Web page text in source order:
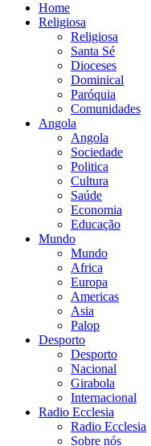
Home
Religiosa
Religiosa
Santa Sé
Dioceses
Dominical
Paróquia
Comunidades
Angola
Angola
Sociedade
Politica
Cultura
Saúde
Economia
Educação
Mundo
Mundo
Africa
Europa
Americas
Asia
Palop
Desporto
Desporto
Nacional
Girabola
Internacional
Radio Ecclesia
Radio Ecclesia
Sobre nós